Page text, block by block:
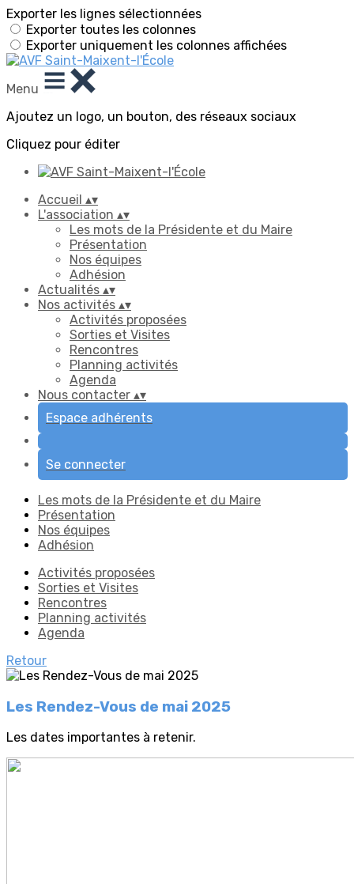
Exporter les lignes sélectionnées
Exporter toutes les colonnes
Exporter uniquement les colonnes affichées
Menu
Ajoutez un logo, un bouton, des réseaux sociaux
Cliquez pour éditer
Accueil ▴▾
L'association ▴▾
Les mots de la Présidente et du Maire
Présentation
Nos équipes
Adhésion
Actualités ▴▾
Nos activités ▴▾
Activités proposées
Sorties et Visites
Rencontres
Planning activités
Agenda
Nous contacter ▴▾
Espace adhérents
Se connecter
Les mots de la Présidente et du Maire
Présentation
Nos équipes
Adhésion
Activités proposées
Sorties et Visites
Rencontres
Planning activités
Agenda
Retour
Les Rendez-Vous de mai 2025
Les dates importantes à retenir.